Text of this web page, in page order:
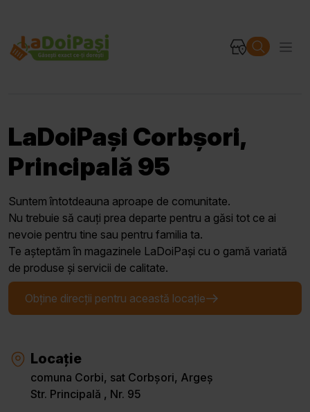
LaDoiPași Corbșori,
Principală 95
Suntem întotdeauna aproape de comunitate.
Nu trebuie să cauți prea departe pentru a găsi tot ce ai
nevoie pentru tine sau pentru familia ta.
Te așteptăm în magazinele LaDoiPași cu o gamă variată
de produse și servicii de calitate.
Obține direcții pentru această locație
Locație
comuna Corbi, sat Corbșori, Argeș
Str. Principală , Nr. 95